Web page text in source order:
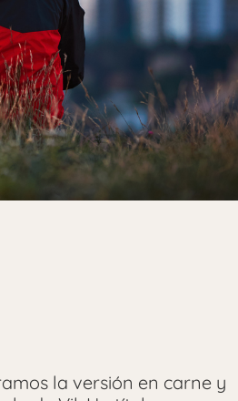
la versión en carne y